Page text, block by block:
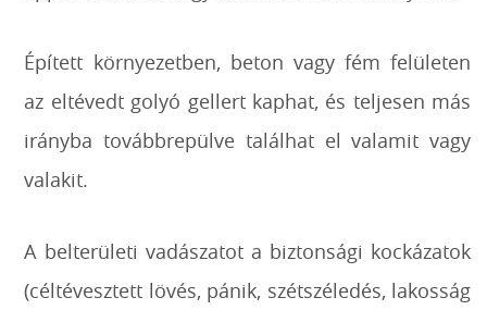
Épített környezetben, beton vagy fém felületen
az eltévedt golyó gellert kaphat, és teljesen más
irányba továbbrepülve találhat el valamit vagy
valakit.
A belterületi vadászatot a biztonsági kockázatok
(céltévesztett lövés, pánik, szétszéledés, lakosság